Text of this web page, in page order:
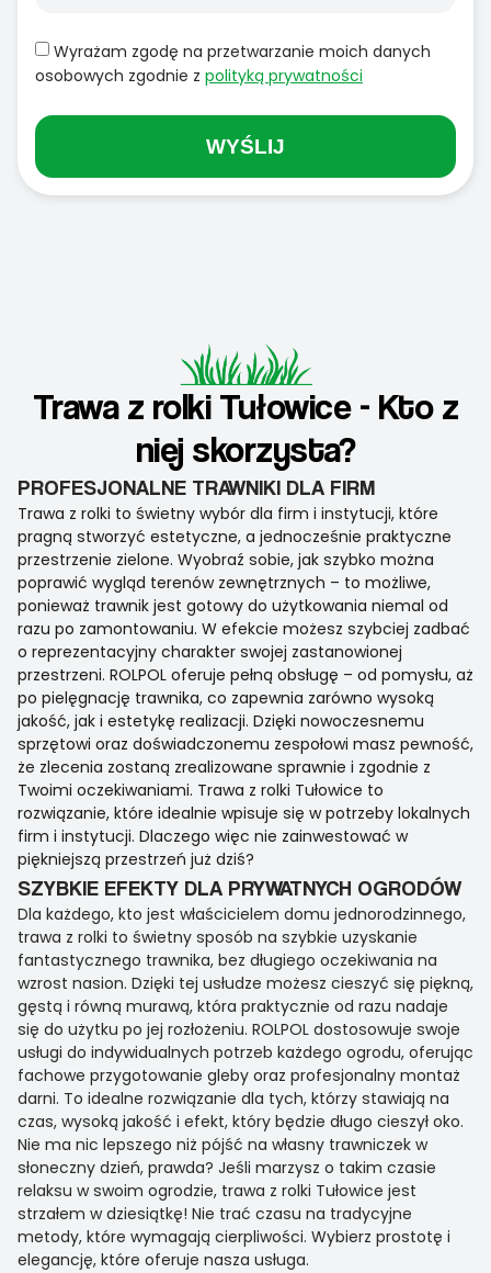
Wyrażam zgodę na przetwarzanie moich danych
osobowych zgodnie z polityką prywatności
WYŚLIJ
Trawa z rolki Tułowice - Kto z
niej skorzysta?
PROFESJONALNE TRAWNIKI DLA FIRM
Trawa z rolki to świetny wybór dla firm i instytucji, które
pragną stworzyć estetyczne, a jednocześnie praktyczne
przestrzenie zielone. Wyobraź sobie, jak szybko można
poprawić wygląd terenów zewnętrznych – to możliwe,
ponieważ trawnik jest gotowy do użytkowania niemal od
razu po zamontowaniu. W efekcie możesz szybciej zadbać
o reprezentacyjny charakter swojej zastanowionej
przestrzeni. ROLPOL oferuje pełną obsługę – od pomysłu, aż
po pielęgnację trawnika, co zapewnia zarówno wysoką
jakość, jak i estetykę realizacji. Dzięki nowoczesnemu
sprzętowi oraz doświadczonemu zespołowi masz pewność,
że zlecenia zostaną zrealizowane sprawnie i zgodnie z
Twoimi oczekiwaniami. Trawa z rolki Tułowice to
rozwiązanie, które idealnie wpisuje się w potrzeby lokalnych
firm i instytucji. Dlaczego więc nie zainwestować w
piękniejszą przestrzeń już dziś?
SZYBKIE EFEKTY DLA PRYWATNYCH OGRODÓW
Dla każdego, kto jest właścicielem domu jednorodzinnego,
trawa z rolki to świetny sposób na szybkie uzyskanie
fantastycznego trawnika, bez długiego oczekiwania na
wzrost nasion. Dzięki tej usłudze możesz cieszyć się piękną,
gęstą i równą murawą, która praktycznie od razu nadaje
się do użytku po jej rozłożeniu. ROLPOL dostosowuje swoje
usługi do indywidualnych potrzeb każdego ogrodu, oferując
fachowe przygotowanie gleby oraz profesjonalny montaż
darni. To idealne rozwiązanie dla tych, którzy stawiają na
czas, wysoką jakość i efekt, który będzie długo cieszył oko.
Nie ma nic lepszego niż pójść na własny trawniczek w
słoneczny dzień, prawda? Jeśli marzysz o takim czasie
relaksu w swoim ogrodzie, trawa z rolki Tułowice jest
strzałem w dziesiątkę! Nie trać czasu na tradycyjne
metody, które wymagają cierpliwości. Wybierz prostotę i
elegancję, które oferuje nasza usługa.